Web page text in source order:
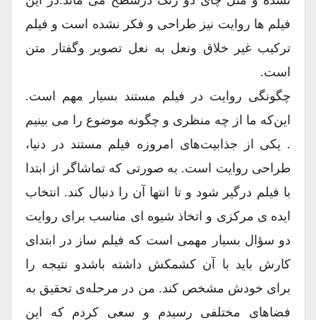
فیلم ها روایت نیز طراحی و فکر نشده است و فیلم
ترکیب غیر خلاق ونعل به نعل تصویر وگفتار متن
است.
چگونگی روایت در فیلم مستند بسیار مهم است.
این‌که ما از چه منظری و چگونه موضوع را می بینیم
. یکی از جذابیت‌های امروزه فیلم مستند در دنیا،
طراحی روایت است. به صورتی که تماشاگر از ابتدا
با فیلم درگیر شود و تا انتها آن را دنبال کند. انتخاب
ایده ی مرکزی و اتخاذ شیوه ا‌ی مناسب برای روایت
دو سؤال بسیار مهمی است که فیلم ساز در ابتدای
کارش باید با آن کشمکش داشته باشدو نتیجه را
برای خودش مشخص کند. من در مرحله‌ی تحقیق به
فضاهای مختلفی رسیدم و سعی کردم که این